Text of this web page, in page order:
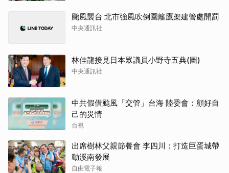
颱風襲台 北市強風吹倒圍籬鷹架建管處開罰
中央通訊社
林佳龍接見日本眾議員小野寺五典(圖)
中央通訊社
中共假借颱風「交管」台海 陸委會：顧好自
己的災情
台視
出席樹林父親節餐會 李四川：打造巨蛋城帶
動溪南發展
自由電子報